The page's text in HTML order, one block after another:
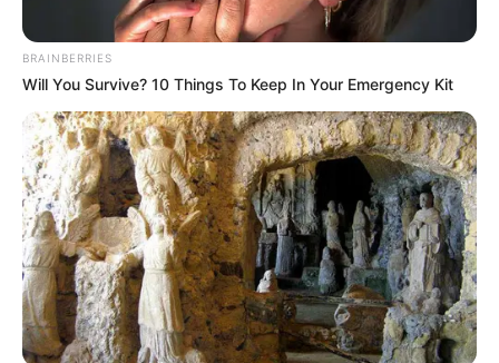
Gemscottage
BRAINBERRIES
Will You Survive? 10 Things To Keep In Your Emergency Kit